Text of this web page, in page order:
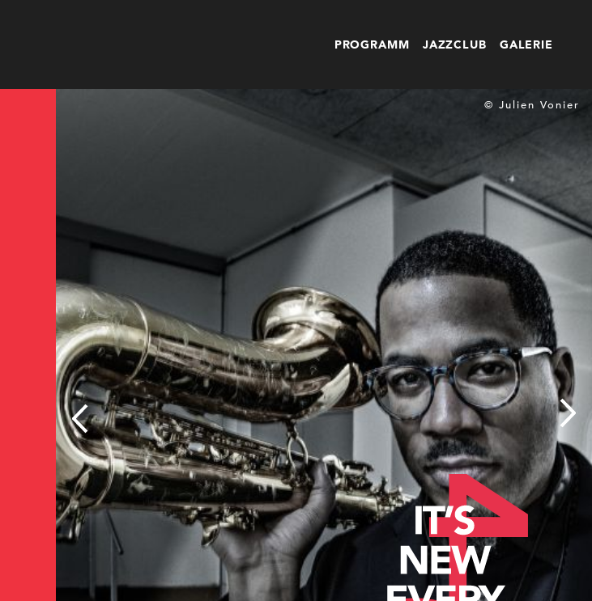
PROGRAMM JAZZCLUB GALERIE
© Julien Vonier